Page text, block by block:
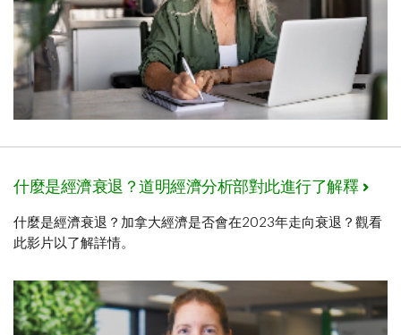
什麼是經濟衰退？道明經濟分析部對此進行了解釋
什麼是經濟衰退？加拿大經濟是否會在2023年走向衰退？觀看
此影片以了解詳情。